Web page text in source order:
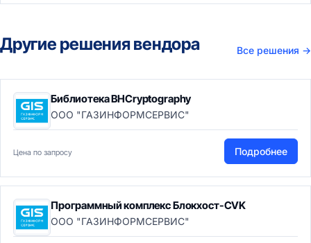
Другие решения вендора Все решения →
Библиотека BHCryptography
ООО "ГАЗИНФОРМСЕРВИС"
Цена по запросу Подробнее
Программный комплекс Блокхост-CVK
ООО "ГАЗИНФОРМСЕРВИС"